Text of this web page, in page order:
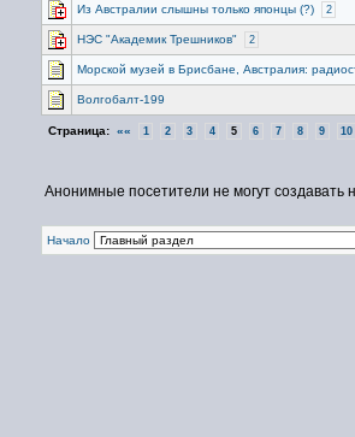
Из Австралии слышны только японцы (?) 2
НЭС "Академик Трешников" 2
Морской музей в Брисбане, Австралия:
Волгобалт-199
Страница: «« 1 2 3 4 5 6 7 8 9 10
Анонимные посетители не могут создавать
Начало